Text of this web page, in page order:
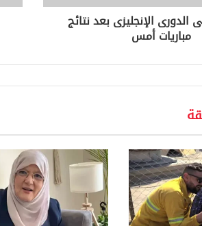
الإنجليزى بعد نتائج
مباريات أمس